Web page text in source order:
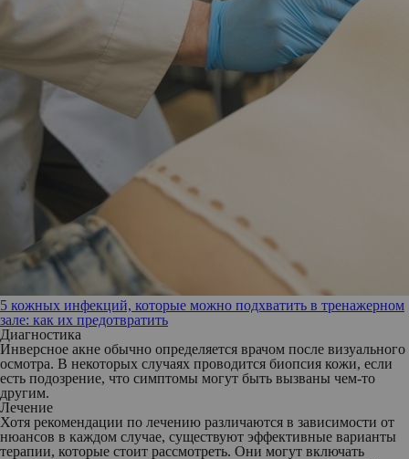
5 кожных инфекций, которые можно подхватить в тренажерном
зале: как их предотвратить
Диагностика
Инверсное акне обычно определяется врачом после визуального
осмотра. В некоторых случаях проводится биопсия кожи, если
есть подозрение, что симптомы могут быть вызваны чем-то
другим.
Лечение
Хотя рекомендации по лечению различаются в зависимости от
нюансов в каждом случае, существуют эффективные варианты
терапии, которые стоит рассмотреть. Они могут включать